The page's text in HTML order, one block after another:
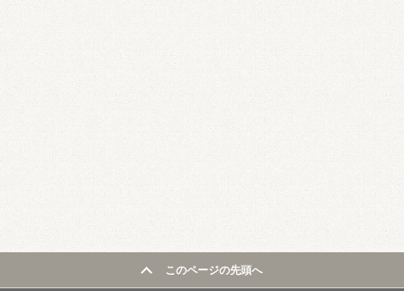
このページの先頭へ